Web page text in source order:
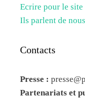
Ecrire pour le site
Ils parlent de nous
Contacts
Presse :
Partenariats et